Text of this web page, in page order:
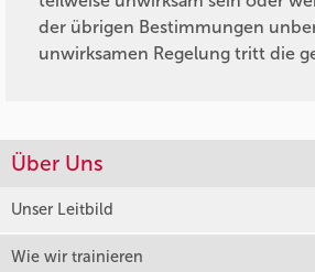
der übrigen Bestimmungen
unwirksamen Regelung tritt die
Über Uns
Unser Leitbild
Wie wir trainieren